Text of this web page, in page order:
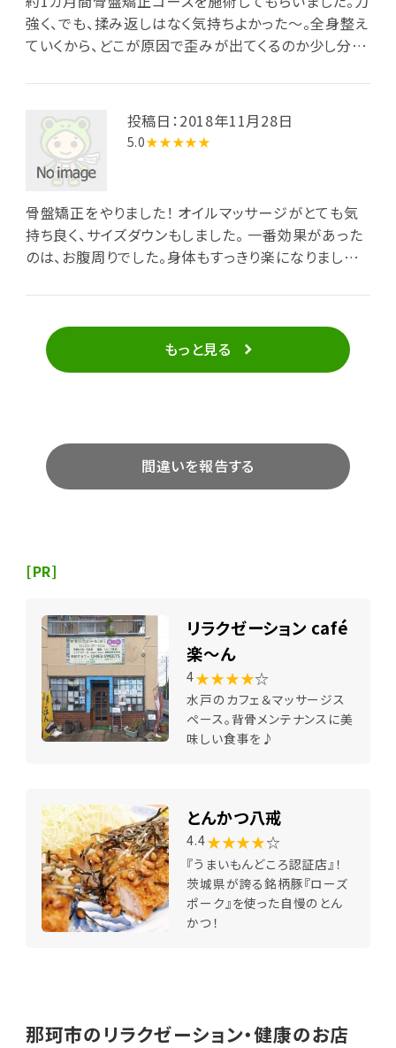
強く、でも、揉み返しはなく気持ちよかった〜。全身整え
ていくから、どこが原因で歪みが出てくるのか少し分か
投稿日：2018年11月28日
5.0★★★★★
骨盤矯正をやりました！ オイルマッサージがとても気
持ち良く、サイズダウンもしました。 一番効果があった
のは、お腹周りでした。身体もすっきり楽になりました！
れませんが 看板もでており、駐車場も完備してます！
値段も良心的です満足です！
もっと見る
間違いを報告する
[PR]
リラクゼーション café
楽～ん
4★★★★☆
水戸のカフェ＆マッサージス
ペース。背骨メンテナンスに美
味しい食事を♪
とんかつ八戒
4.4★★★★☆
『うまいもんどころ認証店』！
茨城県が誇る銘柄豚『ローズ
ポーク』を使った自慢のとん
かつ！
那珂市のリラクゼーション・健康のお店